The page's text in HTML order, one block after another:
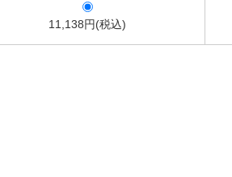
11,138円(税込)